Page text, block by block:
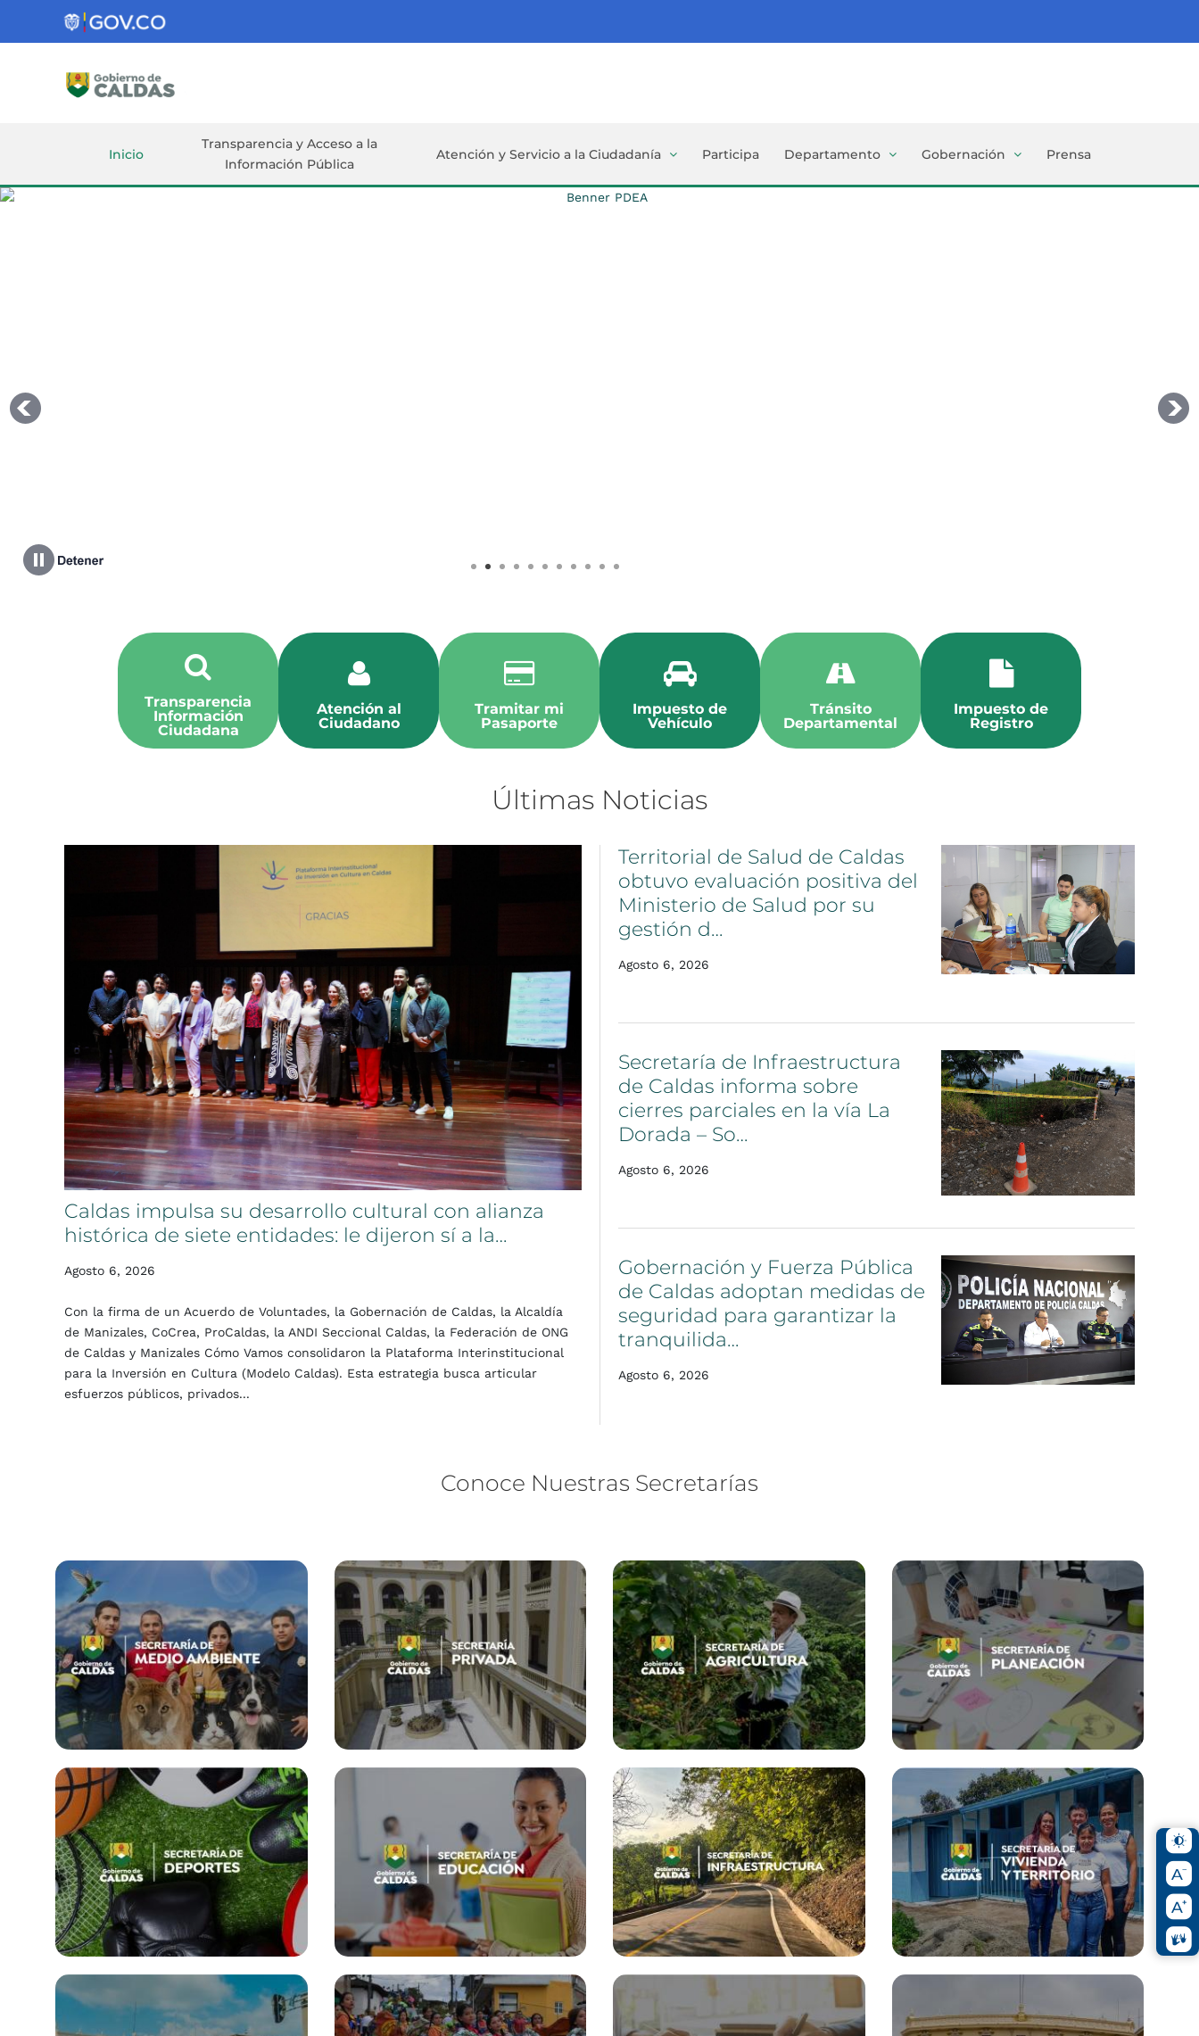
Gobernación
Inicio
Transparencia y Acceso a la
Información Pública
Atención y Servicio a la Ciudadanía Participa Departamento Gobernación Prensa
Transparencia
Información
Ciudadana
Atención al
Ciudadano
Tramitar mi
Pasaporte
Impuesto de
Vehículo
Tránsito
Departamental
Impuesto de
Registro
Últimas Noticias
Caldas impulsa su desarrollo cultural con alianza
histórica de siete entidades: le dijeron sí a la…
Agosto 6, 2026
Con la firma de un Acuerdo de Voluntades, la Gobernación de Caldas, la Alcaldía
de Manizales, CoCrea, ProCaldas, la ANDI Seccional Caldas, la Federación de ONG
de Caldas y Manizales Cómo Vamos consolidaron la Plataforma Interinstitucional
para la Inversión en Cultura (Modelo Caldas). Esta estrategia busca articular
esfuerzos públicos, privados...
Territorial de Salud de Caldas
obtuvo evaluación positiva del
Ministerio de Salud por su
gestión d…
Agosto 6, 2026
Secretaría de Infraestructura
de Caldas informa sobre
cierres parciales en la vía La
Dorada – So…
Agosto 6, 2026
Gobernación y Fuerza Pública
de Caldas adoptan medidas de
seguridad para garantizar la
tranquilida…
Agosto 6, 2026
Conoce Nuestras Secretarías